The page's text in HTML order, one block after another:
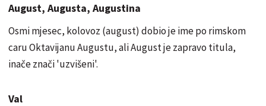
August, Augusta, Augustina
Osmi mjesec, kolovoz (august) dobio je ime po rimskom
caru Oktavijanu Augustu, ali August je zapravo titula,
inače znači 'uzvišeni'.
Val